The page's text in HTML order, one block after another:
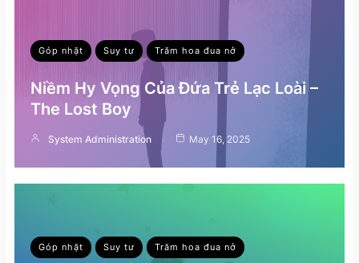
Góp nhặt Suy tư Trăm hoa đua nở
Niềm Hy Vọng Của Đứa Trẻ Lạc Loài –
The Lost Boy
System Administration May 16, 2025
Góp nhặt Suy tư Trăm hoa đua nở